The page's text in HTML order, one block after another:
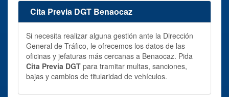
Cita Previa DGT Benaocaz
Si necesita realizar alguna gestión ante la Dirección
General de Tráfico, le ofrecemos los datos de las
oficinas y jefaturas más cercanas a Benaocaz. Pida
Cita Previa DGT para tramitar multas, sanciones,
bajas y cambios de titularidad de vehículos.